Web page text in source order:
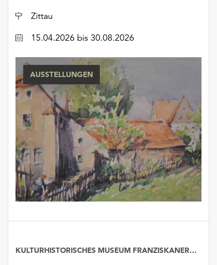
Ort
Zittau
Datum15.04.2026 bis 30.08.2026
AUSSTELLUNGEN
KULTURHISTORISCHES MUSEUM FRANZISKANERKLOSTER